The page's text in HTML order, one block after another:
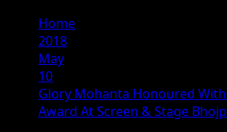
Home
2018
May
10
Glory Mohanta Honoured
Award At Screen & Stage